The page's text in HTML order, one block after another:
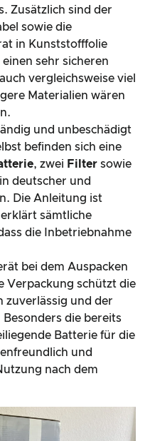
Zusätzlich sind der
sowie die
in Kunststofffolie
sehr sicheren
vergleichsweise viel
Materialien wären
und unbeschädigt
befinden sich eine
, zwei Filter sowie
in deutscher und
Die Anleitung ist
sämtliche
die Inbetriebnahme
bei dem Auspacken
Verpackung schützt die
zuverlässig und der
die bereits
Batterie für die
und
nach dem